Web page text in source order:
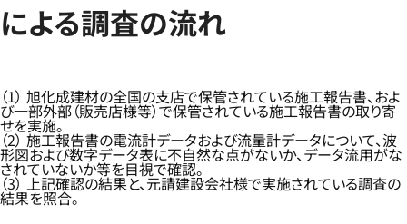
による調査の流れ
（1） 旭化成建材の全国の支店で保管されている施工報告書、およ
び一部外部（販売店様等）で保管されている施工報告書の取り寄
せを実施。
（2） 施工報告書の電流計データおよび流量計データについて、波
形図および数字データ表に不自然な点がないか、データ流用がな
されていないか等を目視で確認。
（3） 上記確認の結果と、元請建設会社様で実施されている調査の
結果を照合。